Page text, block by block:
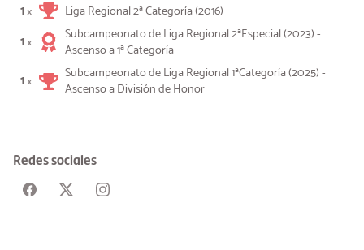
1×
Liga Regional 2ª Categoría (2016)
1×
Subcampeonato de Liga Regional 2ªEspecial (2023) -
Ascenso a 1ª Categoría
1×
Subcampeonato de Liga Regional 1ªCategoría (2025) -
Ascenso a División de Honor
Redes sociales